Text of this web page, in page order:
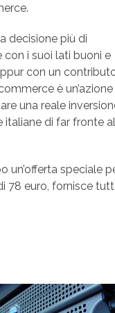
decisione più di
i suoi lati buoni e
con un
è un’azione
una reale
italiane di far fronte al
un’offerta speciale
78 euro, fornisce